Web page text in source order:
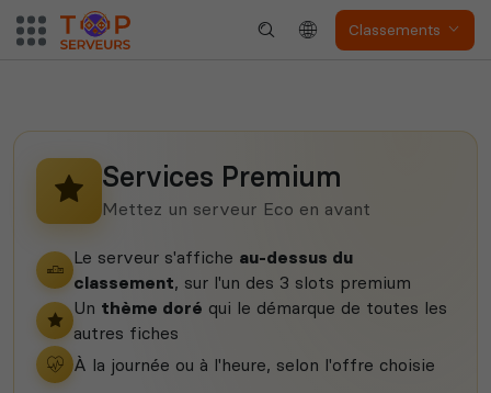
Classements
Myth of Empires Enshrouded
jeux disponibles
Services Premium
Mettez un serveur Eco en avant
Le serveur s'affiche au-dessus du
classement, sur l'un des 3 slots premium
Un thème doré qui le démarque de toutes les
autres fiches
À la journée ou à l'heure, selon l'offre choisie